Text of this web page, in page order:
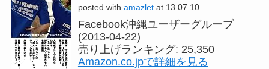
posted with amazletat 13.07.10
Facebook沖縄ユーザーグループ
(2013-04-22)
売り上げランキング: 25,350
Amazon.co.jpで詳細を見る